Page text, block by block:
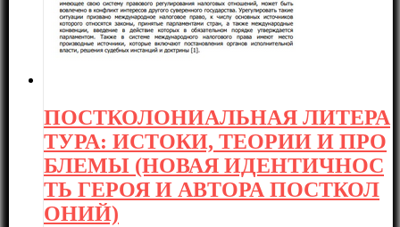
ПОСТКОЛОНИАЛЬНАЯ ЛИТЕРА
ТУРА: ИСТОКИ, ТЕОРИИ И ПРО
БЛЕМЫ (НОВАЯ ИДЕНТИЧНОС
ТЬ ГЕРОЯ И АВТОРА ПОСТКОЛ
ОНИЙ)